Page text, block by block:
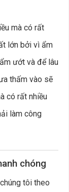
mà có rất
lớn bởi vì ẩm
ướt và để lâu
thấm vào sẽ
có rất nhiều
làm công
chóng
tôi theo